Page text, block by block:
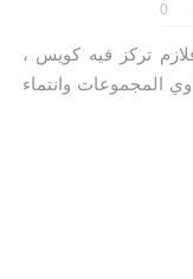
0
تركز فيه كويس ،
المجموعات وانتماء